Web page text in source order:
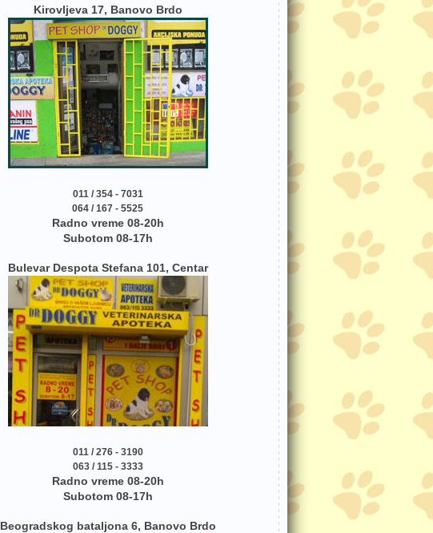
Kirovljeva 17, Banovo Brdo
011 / 354 - 7031
064 / 167 - 5525
Radno vreme 08-20h
Subotom 08-17h
Bulevar Despota Stefana 101, Centar
011 / 276 - 3190
063 / 115 - 3333
Radno vreme 08-20h
Subotom 08-17h
Beogradskog bataljona 6, Banovo Brdo